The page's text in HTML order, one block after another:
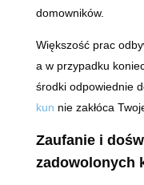
domowników.
Większość prac
a w przypadku
środki odpowiednie
kun nie zakłóca
Zaufanie i
zadowolonych